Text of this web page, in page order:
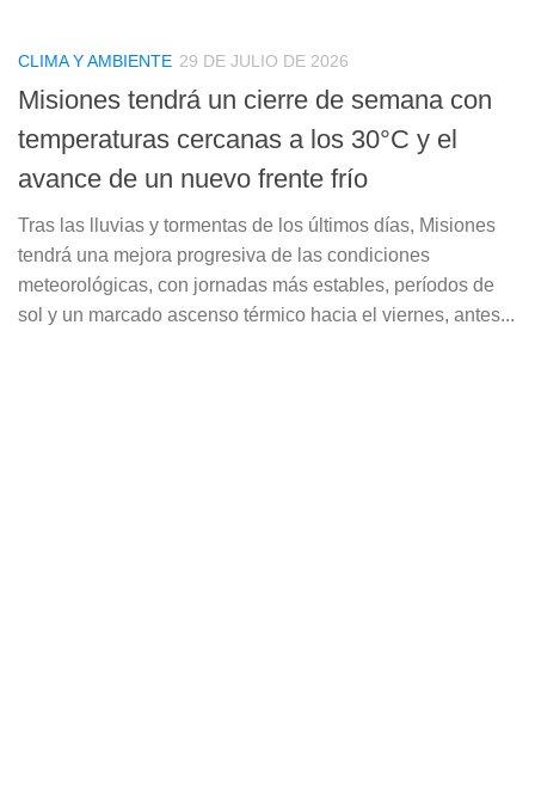
CLIMA Y AMBIENTE 29 DE JULIO DE 2026
Misiones tendrá un cierre de semana con
temperaturas cercanas a los 30°C y el
avance de un nuevo frente frío
Tras las lluvias y tormentas de los últimos días, Misiones
tendrá una mejora progresiva de las condiciones
meteorológicas, con jornadas más estables, períodos de
sol y un marcado ascenso térmico hacia el viernes, antes...